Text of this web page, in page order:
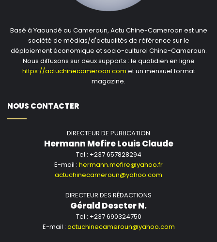
Basé à Yaoundé au Cameroun, Actu Chine-Cameroon est une
société de médias/d'actualités de référence sur le
déploiement économique et socio-culturel Chine-Cameroun.
Nous diffusons sur deux supports : le quotidien en ligne
https://actuchinecameroon.com et un mensuel format
magazine.
NOUS CONTACTER
DIRECTEUR DE PUBLICATION
Hermann Mefire Louis Claude
Tel : +237 657828294
E-mail : hermann.mefire@yahoo.fr
actuchinecameroun@yahoo.com
DIRECTEUR DES RÉDACTIONS
Gérald Descter N.
Tel : +237 690324750
E-mail : actuchinecameroun@yahoo.com